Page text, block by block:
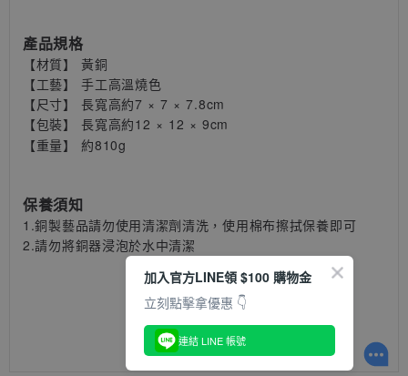
產品規格
【材質】 黃銅
【工藝】 手工高溫燒色
【尺寸】 長寬高約7 × 7 × 7.8cm
【包裝】長寬高約12 × 12 × 9cm
【重量】 約810g
保養須知
1.銅製藝品請勿使用清潔劑清洗，使用棉布擦拭保養即可
2.請勿將銅器浸泡於水中清潔
加入官方LINE領 $100 購物金
立刻點擊拿優惠 👇
連結 LINE 帳號